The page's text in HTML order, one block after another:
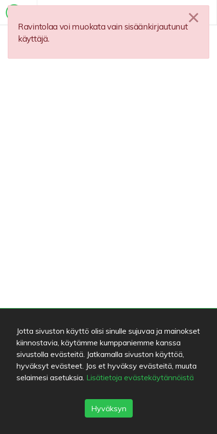
Ravintolaa voi muokata vain sisäänkirjautunut
käyttäjä.
Jotta sivuston käyttö olisi sinulle sujuvaa ja mainokset
kiinnostavia, käytämme kumppaniemme kanssa
sivustolla evästeitä. Jatkamalla sivuston käyttöä,
hyväksyt evästeet. Jos et hyväksy evästeitä, muuta
selaimesi asetuksia. Lisätietoja evästekäytännöistä
Hyväksyn